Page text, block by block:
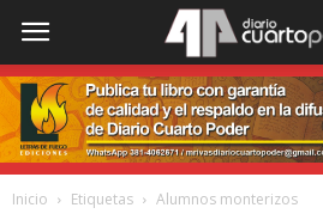
Inicio Etiquetas Alumnos monterizos